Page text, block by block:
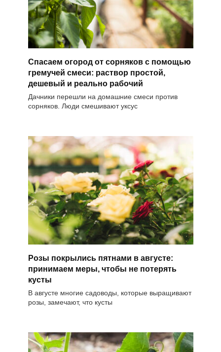
Спасаем огород от сорняков с помощью
гремучей смеси: раствор простой,
дешевый и реально рабочий
Дачники перешли на домашние смеси против
сорняков. Люди смешивают уксус
Розы покрылись пятнами в августе:
принимаем меры, чтобы не потерять
кусты
В августе многие садоводы, которые выращивают
розы, замечают, что кусты